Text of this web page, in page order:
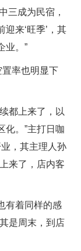
三成为民宿，
来‘旺季’，其
业。”
率也明显下
都上来了，以
化。”主打日咖
，其主理人孙
来了，店内客
有着同样的感
是周末，到店